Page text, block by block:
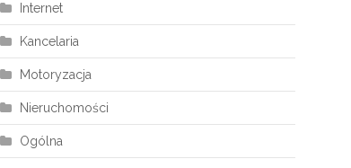
Internet
Kancelaria
Motoryzacja
Nieruchomości
Ogólna